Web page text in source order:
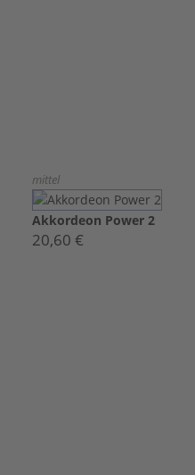
mittel
Akkordeon Power 2
20,60 €